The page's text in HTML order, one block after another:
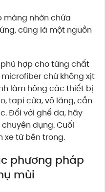
màng nhờn chứa
cũng là một nguồn
hợp cho từng chất
chứ không xịt
làm hỏng các thiết bị
tapi cửa, vô lăng, cần
Đối với ghế da, hãy
dụng. Cuối
xe từ bên trong.
phương pháp
mùi